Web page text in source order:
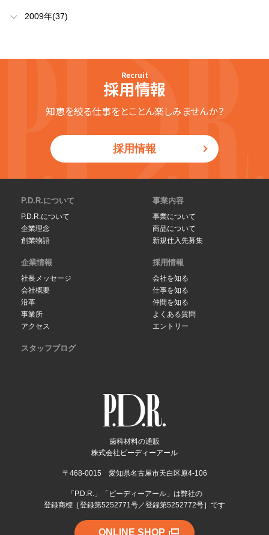
2009年(37)
Recruit
採用情報
知恵を絞る仕事をとことん楽しみませんか？
採用情報
歯科材料の通販
株式会社ピーディーアール
〒468-0015 愛知県名古屋市天白区原4-106
「P.D.R.」「ピーディーアール」は弊社の
登録商標［登録第5252771号／登録第5252772号］です
ONLINE SHOP
P.D.R.について
P.D.R.について
企業理念
創業物語
事業内容
事業について
商品について
新規仕入先募集
企業情報
社長メッセージ
会社概要
沿革
事業所
アクセス
採用情報
会社を知る
仕事を知る
仲間を知る
よくある質問
エントリー
スタッフブログ